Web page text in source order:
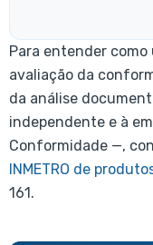
Para entender como
avaliação da
da análise
independente e à
Conformidade —,
INMETRO de
161.